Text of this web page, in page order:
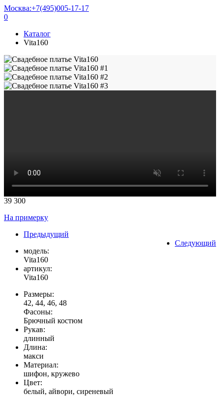
Москва:+7(495)005-17-17
0
Каталог
Vita160
39 300
На примерку
Предыдущий
Следующий
модель:
Vita160
артикул:
Vita160
Размеры:
42, 44, 46, 48
Фасоны:
Брючный костюм
Рукав:
длинный
Длина:
макси
Материал:
шифон, кружево
Цвет:
белый, айвори, сиреневый